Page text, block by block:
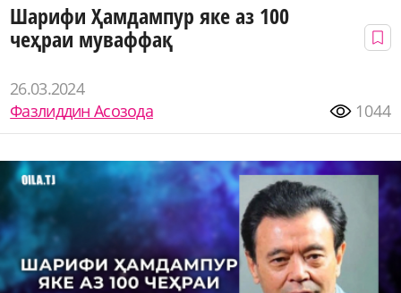
Шарифи Ҳамдампур яке аз 100
чеҳраи муваффақ
26.03.2024
Фазлиддин Асозода
1044